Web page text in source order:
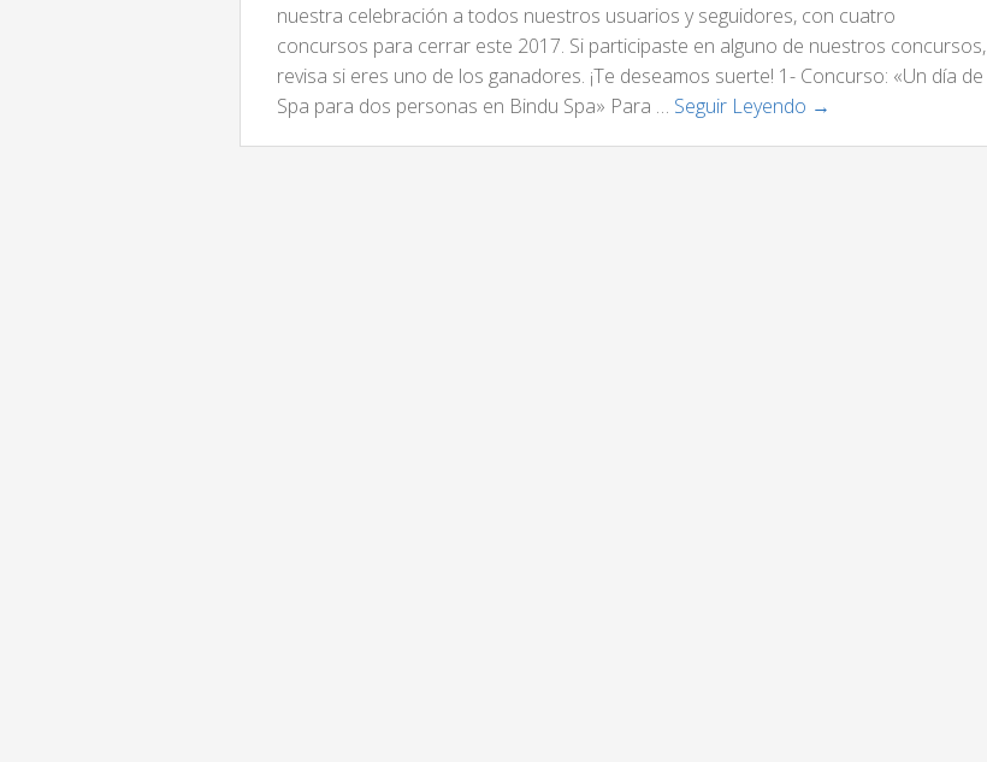
nuestra celebración a todos nuestros usuarios y seguidores, con cuatro
concursos para cerrar este 2017. Si participaste en alguno de nuestros concursos,
revisa si eres uno de los ganadores. ¡Te deseamos suerte! 1- Concurso: «Un día de
Spa para dos personas en Bindu Spa» Para … Seguir Leyendo →